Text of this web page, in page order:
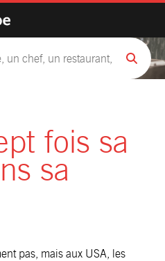
fois sa
sa
pas, mais aux USA, les